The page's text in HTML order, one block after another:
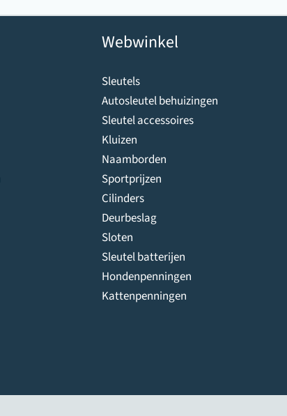
Webwinkel
Sleutels
Autosleutel behuizingen
Sleutel accessoires
Kluizen
Naamborden
Sportprijzen
Cilinders
Deurbeslag
Sloten
Sleutel batterijen
Hondenpenningen
Kattenpenningen